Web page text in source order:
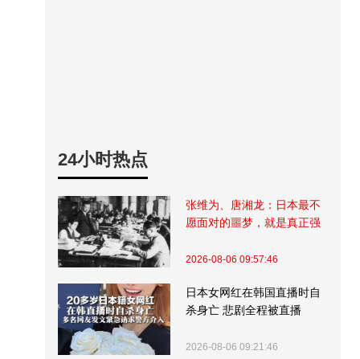
24小时热点
张维为、唐湘龙：日本最不
愿面对的噩梦，就是真正强
2026-08-06 09:57:46
日本女网红在韩国直播时自
杀身亡 悲剧全程被直播
2026-08-06 09:21:46